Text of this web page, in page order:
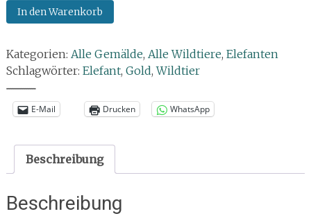
Gemälde:
Mythos
Menge
In den Warenkorb
Kategorien: Alle Gemälde, Alle Wildtiere, Elefanten
Schlagwörter: Elefant, Gold,Wildtier
--------------
E-Mail Drucken WhatsApp
Beschreibung
Beschreibung